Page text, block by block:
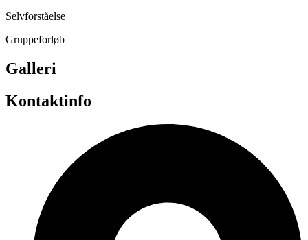
Selvforståelse
Gruppeforløb
Galleri
Kontaktinfo